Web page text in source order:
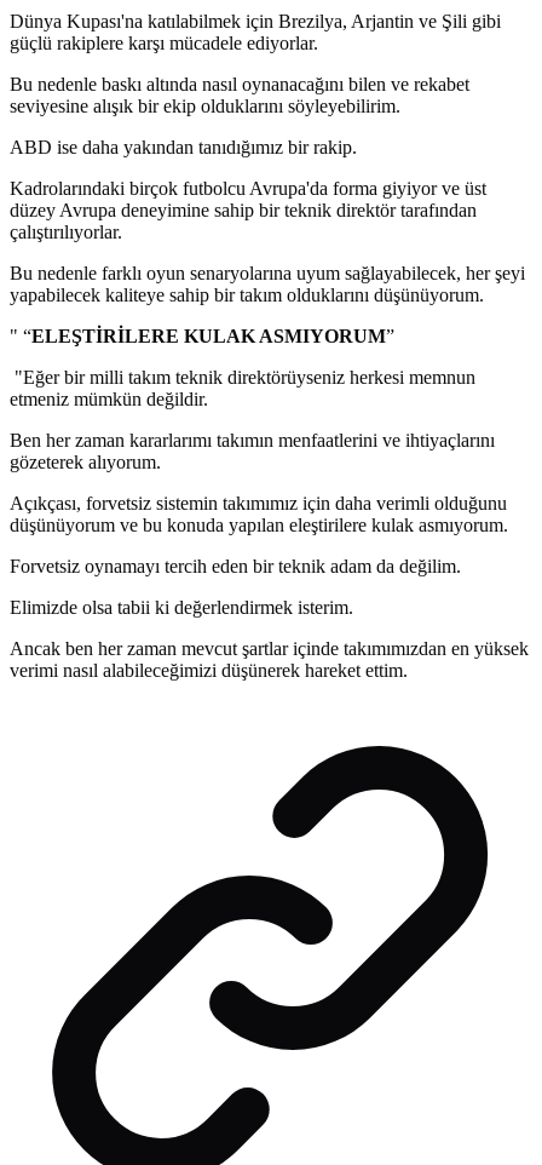
Dünya Kupası'na katılabilmek için Brezilya, Arjantin ve Şili gibi
güçlü rakiplere karşı mücadele ediyorlar.
Bu nedenle baskı altında nasıl oynanacağını bilen ve rekabet
seviyesine alışık bir ekip olduklarını söyleyebilirim.
ABD ise daha yakından tanıdığımız bir rakip.
Kadrolarındaki birçok futbolcu Avrupa'da forma giyiyor ve üst
düzey Avrupa deneyimine sahip bir teknik direktör tarafından
çalıştırılıyorlar.
Bu nedenle farklı oyun senaryolarına uyum sağlayabilecek, her şeyi
yapabilecek kaliteye sahip bir takım olduklarını düşünüyorum.
" “ELEŞTİRİLERE KULAK ASMIYORUM”
"Eğer bir milli takım teknik direktörüyseniz herkesi memnun
etmeniz mümkün değildir.
Ben her zaman kararlarımı takımın menfaatlerini ve ihtiyaçlarını
gözeterek alıyorum.
Açıkçası, forvetsiz sistemin takımımız için daha verimli olduğunu
düşünüyorum ve bu konuda yapılan eleştirilere kulak asmıyorum.
Forvetsiz oynamayı tercih eden bir teknik adam da değilim.
Elimizde olsa tabii ki değerlendirmek isterim.
Ancak ben her zaman mevcut şartlar içinde takımımızdan en yüksek
verimi nasıl alabileceğimizi düşünerek hareket ettim.